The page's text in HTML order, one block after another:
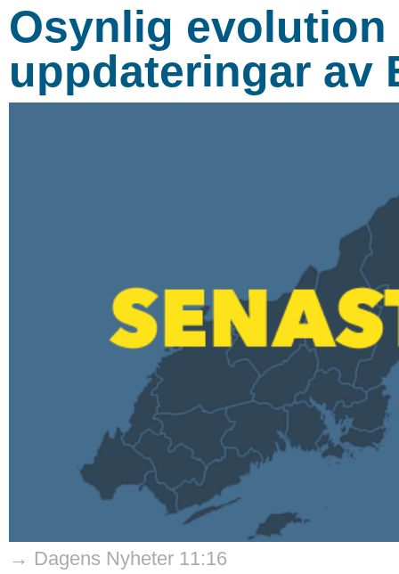
Osynlig evolution
uppdateringar av
→ Dagens Nyheter 11:16